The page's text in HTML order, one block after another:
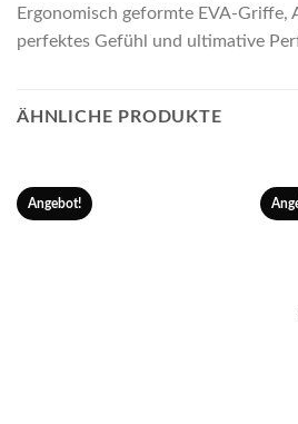
Ergonomisch geformte EVA-Griffe,
perfektes Gefühl und ultimative
ÄHNLICHE PRODUKTE
Angebot!